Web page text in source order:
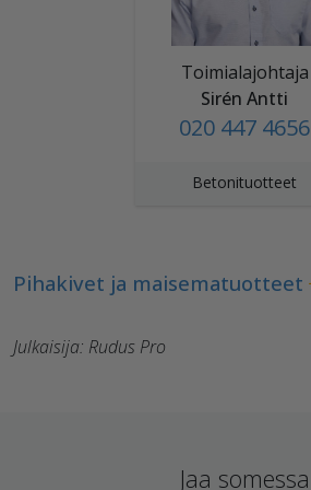
Toimialajohtaja
Sirén Antti
020 447 4656
Betonituotteet
Pihakivet ja maisematuotteet
Julkaisija: Rudus Pro
Jaa somessa